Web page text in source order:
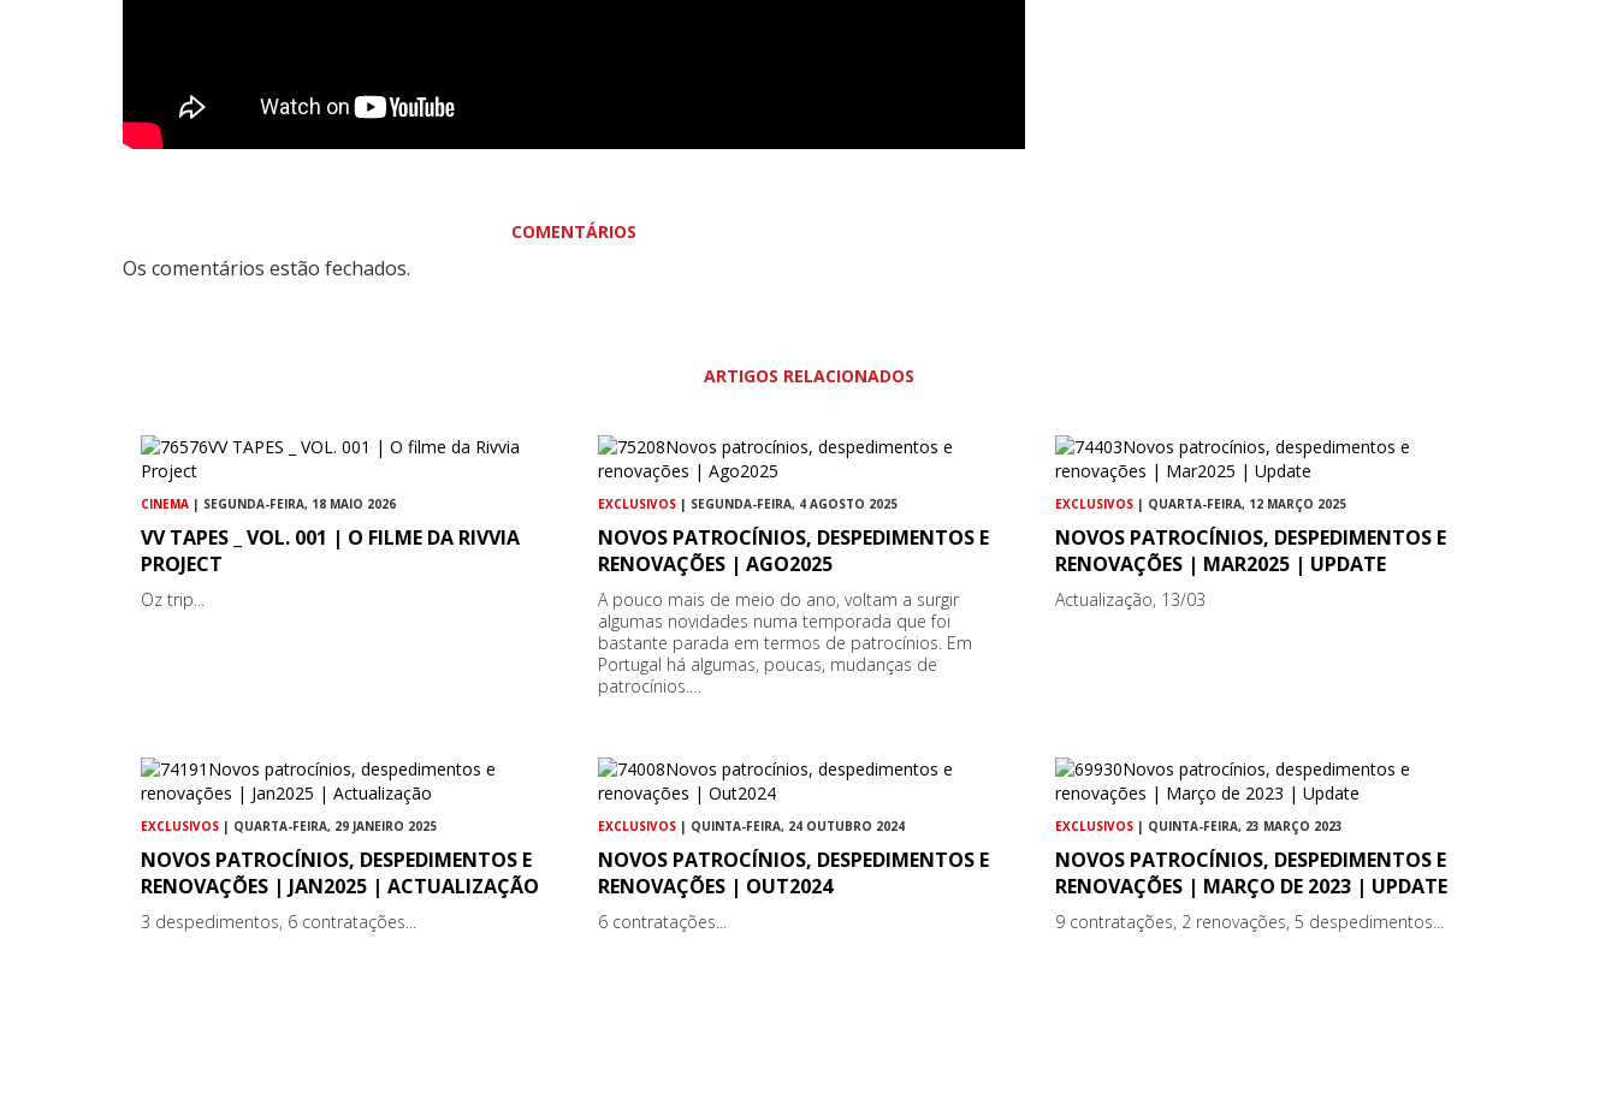
COMENTÁRIOS
Os comentários estão fechados.
ARTIGOS RELACIONADOS
CINEMA | SEGUNDA-FEIRA, 18 MAIO 2026
VV TAPES _ VOL. 001 | O FILME DA RIVVIA
PROJECT
Oz trip...
EXCLUSIVOS | SEGUNDA-FEIRA, 4 AGOSTO 2025
NOVOS PATROCÍNIOS, DESPEDIMENTOS E
RENOVAÇÕES | AGO2025
A pouco mais de meio do ano, voltam a surgir
algumas novidades numa temporada que foi
bastante parada em termos de patrocínios. Em
Portugal há algumas, poucas, mudanças de
patrocínios.…
EXCLUSIVOS | QUARTA-FEIRA, 12 MARÇO 2025
NOVOS PATROCÍNIOS, DESPEDIMENTOS E
RENOVAÇÕES | MAR2025 | UPDATE
Actualização, 13/03
EXCLUSIVOS | QUARTA-FEIRA, 29 JANEIRO 2025
NOVOS PATROCÍNIOS, DESPEDIMENTOS E
RENOVAÇÕES | JAN2025 | ACTUALIZAÇÃO
3 despedimentos, 6 contratações...
EXCLUSIVOS | QUINTA-FEIRA, 24 OUTUBRO 2024
NOVOS PATROCÍNIOS, DESPEDIMENTOS E
RENOVAÇÕES | OUT2024
6 contratações...
EXCLUSIVOS | QUINTA-FEIRA, 23 MARÇO 2023
NOVOS PATROCÍNIOS, DESPEDIMENTOS E
RENOVAÇÕES | MARÇO DE 2023 | UPDATE
9 contratações, 2 renovações, 5 despedimentos...